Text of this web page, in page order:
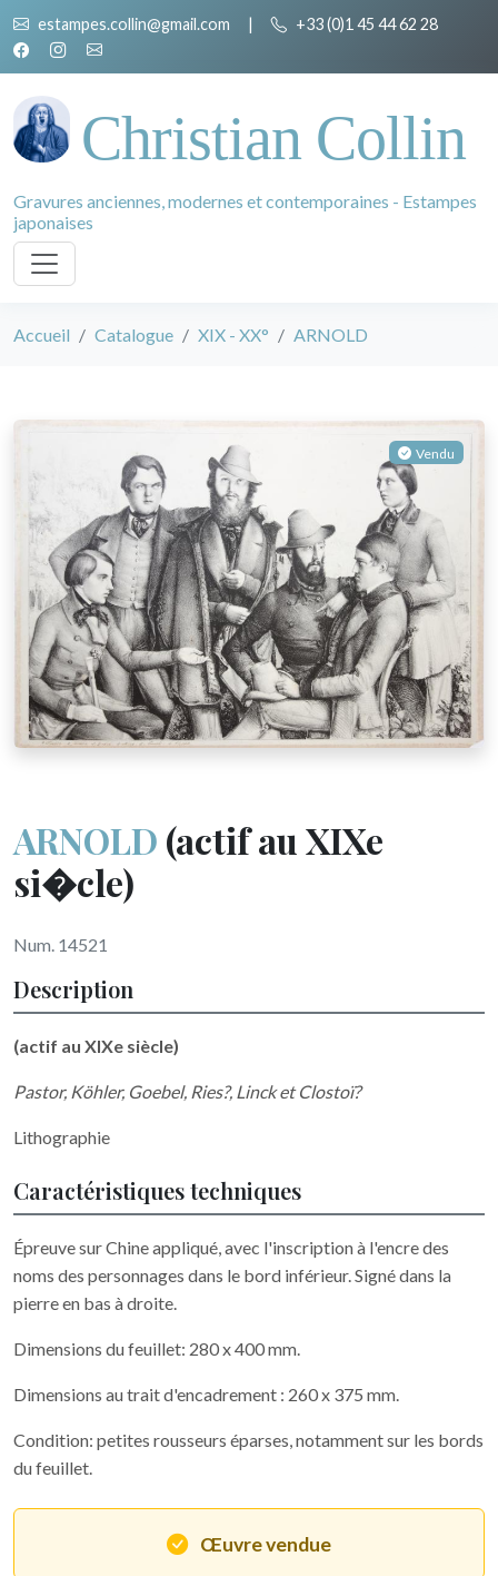
estampes.collin@gmail.com | +33 (0)1 45 44 62 28
Christian Collin
Gravures anciennes, modernes et contemporaines - Estampes
japonaises
Accueil Catalogue XIX - XX° ARNOLD
Vendu
ARNOLD (actif au XIXe
si�cle)
Num. 14521
Description
(actif au XIXe siècle)
Pastor, Köhler, Goebel, Ries?, Linck et Clostoï?
Lithographie
Caractéristiques techniques
Épreuve sur Chine appliqué, avec l'inscription à l'encre des
noms des personnages dans le bord inférieur. Signé dans la
pierre en bas à droite.
Dimensions du feuillet: 280 x 400 mm.
Dimensions au trait d'encadrement : 260 x 375 mm.
Condition: petites rousseurs éparses, notamment sur les bords
du feuillet.
Œuvre vendue